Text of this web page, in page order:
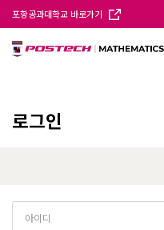
포항공과대학교 바로가기
로그인